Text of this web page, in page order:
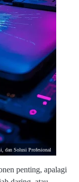
dan Solusi Profesional
penting, apalagi